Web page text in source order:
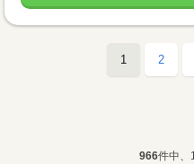
1 2
966件中、